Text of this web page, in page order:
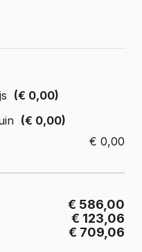
(€ 0,00)
(€ 0,00)
€ 0,00
€ 586,00
€ 123,06
€ 709,06